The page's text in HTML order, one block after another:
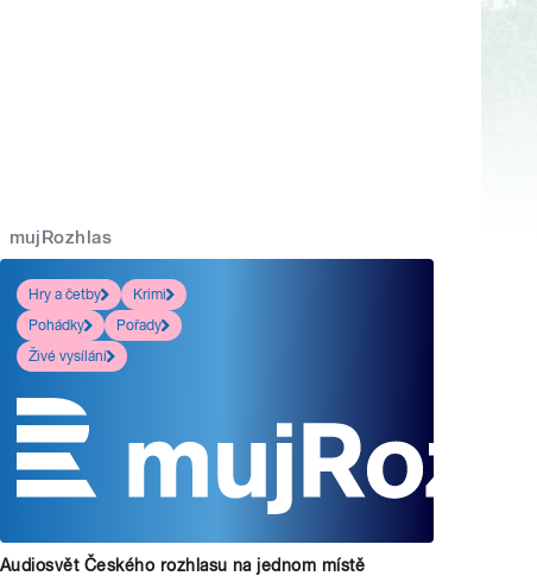
mujRozhlas
Hry a četby
Krimi
Pohádky
Pořady
Živé vysílání
Audiosvět Českého rozhlasu na jednom místě